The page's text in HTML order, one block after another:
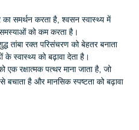
समर्थन करता है, श्वसन स्वास्थ्य में
को कम करता है।
तांबा रक्त परिसंचरण को बेहतर बनाता
स्वास्थ्य को बढ़ावा देता है।
एक रक्षात्मक पत्थर माना जाता है, जो
बचाता है और मानसिक स्पष्टता को बढ़ावा